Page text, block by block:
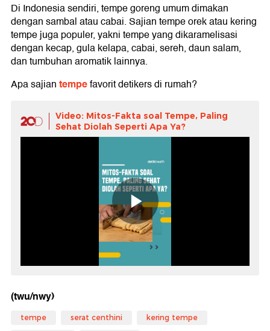
Di Indonesia sendiri, tempe goreng umum dimakan
dengan sambal atau cabai. Sajian tempe orek atau kering
tempe juga populer, yakni tempe yang dikaramelisasi
dengan kecap, gula kelapa, cabai, sereh, daun salam,
dan tumbuhan aromatik lainnya.
Apa sajiantempefavorit detikers di rumah?
Video: Mitos-Fakta soal Tempe, Paling
Sehat Diolah Seperti Apa Ya?
(twu/nwy)
tempe serat centhini kering tempe